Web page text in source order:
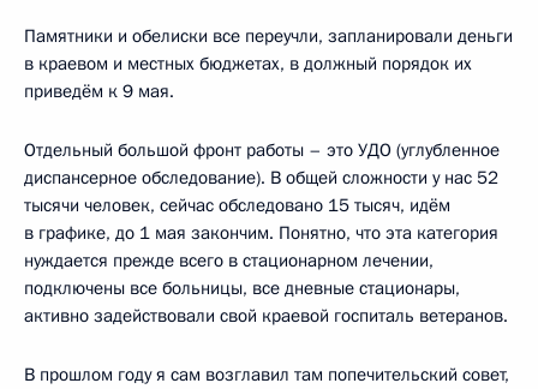
Памятники и обелиски все переучли, запланировали деньги
в краевом и местных бюджетах, в должный порядок их
приведём к 9 мая.
Отдельный большой фронт работы – это УДО (углубленное
диспансерное обследование). В общей сложности у нас 52
тысячи человек, сейчас обследовано 15 тысяч, идём
в графике, до 1 мая закончим. Понятно, что эта категория
нуждается прежде всего в стационарном лечении,
подключены все больницы, все дневные стационары,
активно задействовали свой краевой госпиталь ветеранов.
В прошлом году я сам возглавил там попечительский совет,